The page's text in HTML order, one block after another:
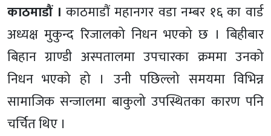
काठमाडौं ।काठमाडौं महानगर वडा नम्बर १६ का वार्ड
अध्यक्ष मुकुन्द रिजालको निधन भएको छ । बिहीबार
बिहान ग्राण्डी अस्पतालमा उपचारका क्रममा उनको
निधन भएको हो । उनी पछिल्लो समयमा विभिन्न
सामाजिक सन्जालमा बाकुलो उपस्थितका कारण पनि
चर्चित थिए ।